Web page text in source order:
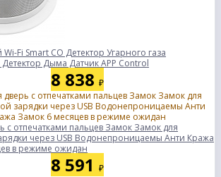
Fi Smart CO Детектор Угарного газа
Дыма Датчик APP Control
8 838 ₽
с отпечатками пальцев Замок Замок для
через USB Водонепроницаемы Анти Кража
в режиме ожидан
8 591 ₽